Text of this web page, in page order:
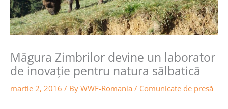
Măgura Zimbrilor devine un laborator
de inovaţie pentru natura sălbatică
martie 2, 2016 / By WWF-Romania / Comunicate de presă